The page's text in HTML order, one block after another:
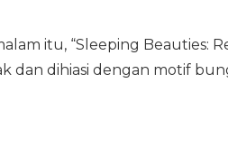
itu, “Sleeping Beauties:
dan dihiasi dengan motif